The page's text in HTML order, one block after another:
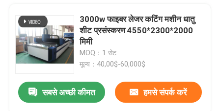
3000w फाइबर लेजर कटिंग मशीन धातु
शीट प्रसंस्करण 4550*2300*2000
मिमी
MOQ：1 सेट
मूल्य：40,00$-60,000$
सबसे अच्छी कीमत हमसे संपर्क करें